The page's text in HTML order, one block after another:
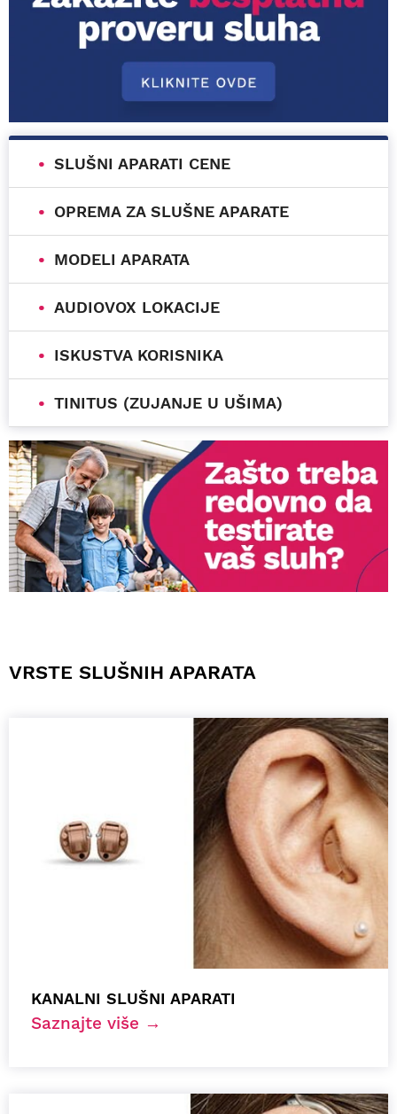
SLUŠNI APARATI CENE
OPREMA ZA SLUŠNE APARATE
MODELI APARATA
AUDIOVOX LOKACIJE
ISKUSTVA KORISNIKA
TINITUS (ZUJANJE U UŠIMA)
VRSTE SLUŠNIH APARATA
KANALNI SLUŠNI APARATI
Saznajte više →